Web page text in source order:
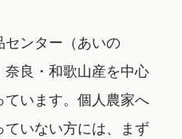
ンター（あいの
良・和歌山産を中心
います。個人農家へ
いない方には、まず